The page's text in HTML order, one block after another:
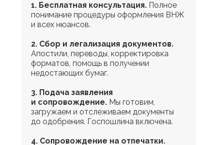
1. Бесплатная консультация. Полное
понимание процедуры оформления ВНЖ
и всех нюансов.
2. Сбор и легализация документов.
Апостили, переводы, корректировка
форматов, помощь в получении
недостающих бумаг.
3. Подача заявления
и сопровождение. Мы готовим,
загружаем и отслеживаем документы
до одобрения. Госпошлина включена.
4. Сопровождение на отпечатки.